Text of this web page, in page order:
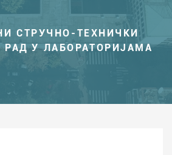
СТРУЧНО-ТЕХНИЧКИ
РАД У ЛАБОРАТОРИЈАМА